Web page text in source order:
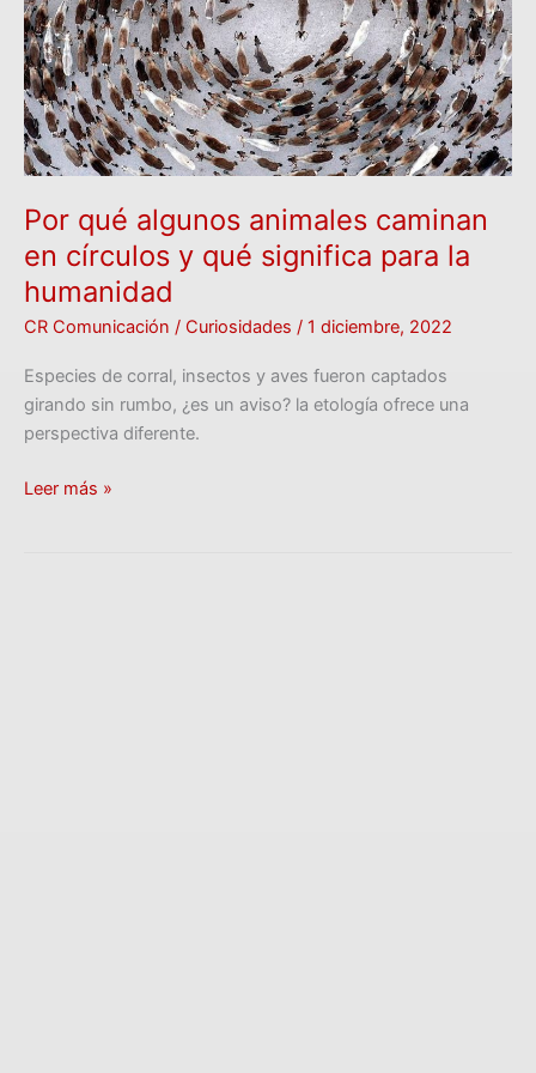
Por qué algunos animales caminan
en círculos y qué significa para la
humanidad
CR Comunicación / Curiosidades / 1 diciembre, 2022
Especies de corral, insectos y aves fueron captados
girando sin rumbo, ¿es un aviso? la etología ofrece una
perspectiva diferente.
en
círculos
y
qué
significa
para
la
humanidad
Leer más »